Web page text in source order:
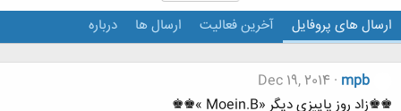
ارسال های پروفایل آخرین فعالیت ارسال ها درباره
mpb
Dec 19, 2014
♚♚زاد روز پاییزی دیگر «Moein.B »♚♚